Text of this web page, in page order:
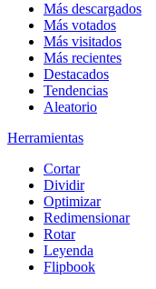
Más descargados
Más votados
Más visitados
Más recientes
Destacados
Tendencias
Aleatorio
Herramientas
Cortar
Dividir
Optimizar
Redimensionar
Rotar
Leyenda
Flipbook